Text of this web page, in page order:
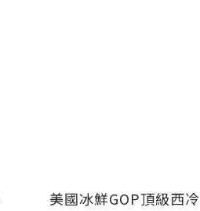
美國冰鮮GOP頂級西冷